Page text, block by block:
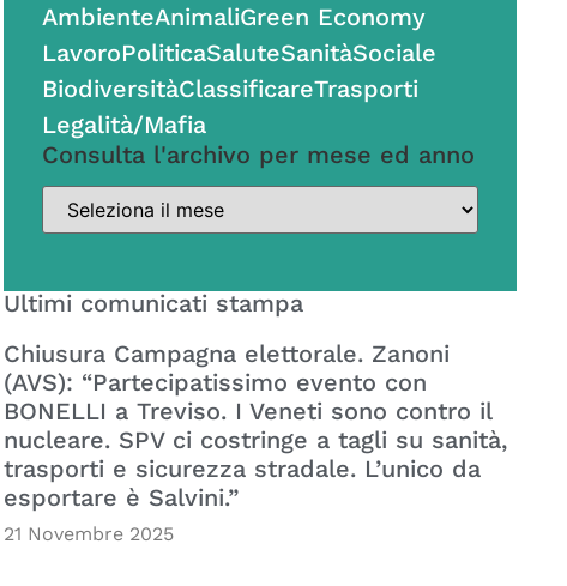
AmbienteAnimaliGreen Economy
LavoroPoliticaSaluteSanitàSociale
BiodiversitàClassificareTrasporti
Legalità/Mafia
Consulta l'archivo per mese ed anno
Ultimi comunicati stampa
Chiusura Campagna elettorale. Zanoni
(AVS): “Partecipatissimo evento con
BONELLI a Treviso. I Veneti sono contro il
nucleare. SPV ci costringe a tagli su sanità,
trasporti e sicurezza stradale. L’unico da
esportare è Salvini.”
21 Novembre 2025